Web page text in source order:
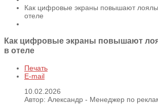
Как цифровые экраны повышают
отеле
Как цифровые экраны повышают
в отеле
Печать
E-mail
10.02.2026
Автор: Александр - Менеджер по